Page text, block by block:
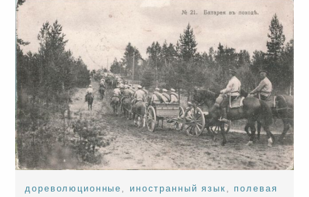
дореволюционные , иностранный язык , полевая